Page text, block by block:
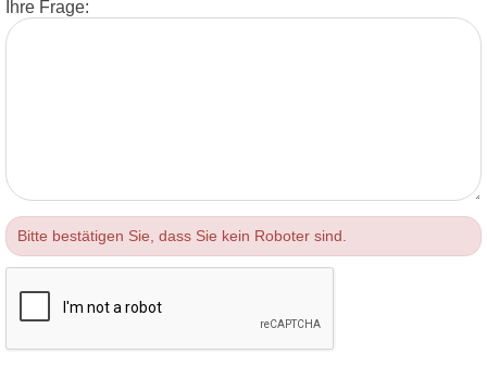
Ihre Frage:
Bitte bestätigen Sie, dass Sie kein Roboter sind.